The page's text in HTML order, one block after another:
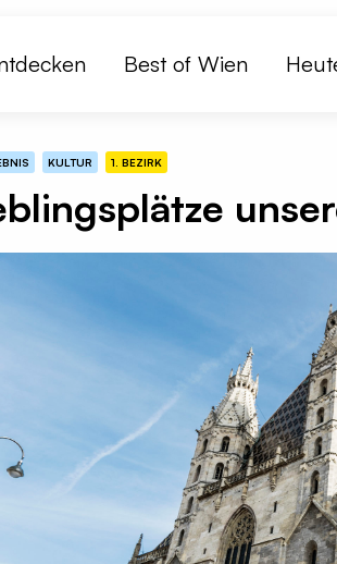
Best of Wien
KULTUR 1. BEZIRK